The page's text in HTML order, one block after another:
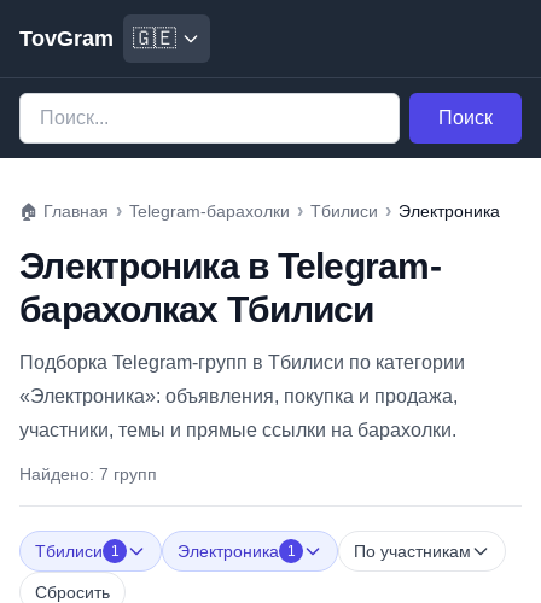
TovGram 🇬🇪
Поиск
🏠 Главная › Telegram-барахолки › Тбилиси › Электроника
Электроника в Telegram-
барахолках Тбилиси
Подборка Telegram-групп в Тбилиси по категории
«Электроника»: объявления, покупка и продажа,
участники, темы и прямые ссылки на барахолки.
Найдено: 7 групп
Тбилиси 1 Электроника 1 По участникам
Сбросить